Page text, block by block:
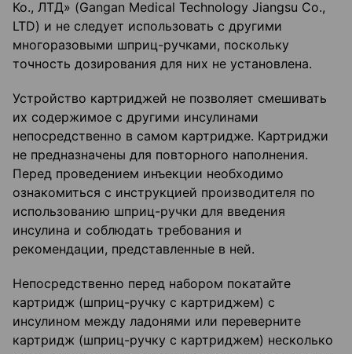
Ко., ЛТД» (Gangan Medical Technology Jiangsu Co.,
LTD) и не следует использовать с другими
многоразовыми шприц-ручками, поскольку
точность дозирования для них не установлена.
Устройство картриджей не позволяет смешивать
их содержимое с другими инсулинами
непосредственно в самом картридже. Картриджи
не предназначены для повторного наполнения.
Перед проведением инъекции необходимо
ознакомиться с инструкцией производителя по
использованию шприц-ручки для введения
инсулина и соблюдать требования и
рекомендации, представленные в ней.
Непосредственно перед набором покатайте
картридж (шприц-ручку с картриджем) с
инсулином между ладонями или переверните
картридж (шприц-ручку с картриджем) несколько